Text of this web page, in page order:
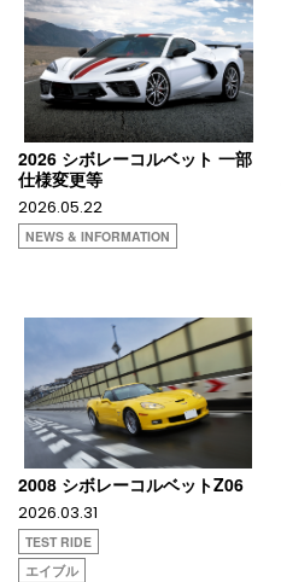
2026 シボレーコルベット 一部
仕様変更等
2026.05.22
NEWS & INFORMATION
2008 シボレーコルベットZ06
2026.03.31
TEST RIDE
エイブル